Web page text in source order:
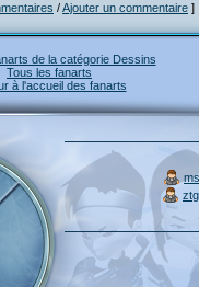
/Ajouter un commentaire ]
de la catégorie Dessins
Tous les fanarts
à l'accueil des fanarts